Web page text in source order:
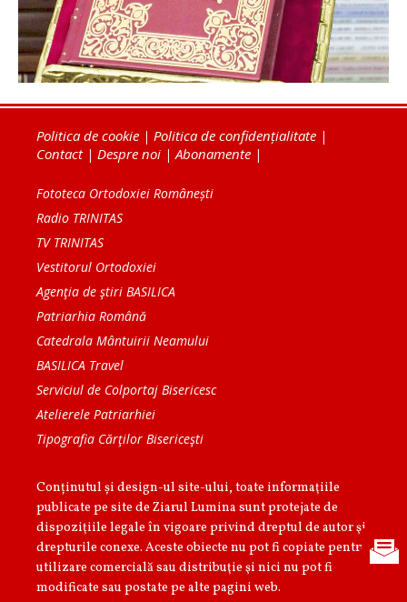
Politica de cookie | Politica de confidențialitate |
Contact| Despre noi | Abonamente |
Fototeca Ortodoxiei Românești
Radio TRINITAS
TV TRINITAS
Vestitorul Ortodoxiei
Agenţia de ştiri BASILICA
Patriarhia Română
Catedrala Mântuirii Neamului
BASILICA Travel
Serviciul de Colportaj Bisericesc
Atelierele Patriarhiei
Tipografia Cărţilor Bisericeşti
Conținutul și design-ul site-ului, toate informaţiile
publicate pe site de Ziarul Lumina sunt protejate de
dispoziţiile legale în vigoare privind dreptul de autor şi
drepturile conexe. Aceste obiecte nu pot fi copiate pentru
utilizare comercială sau distribuţie şi nici nu pot fi
modificate sau postate pe alte pagini web.